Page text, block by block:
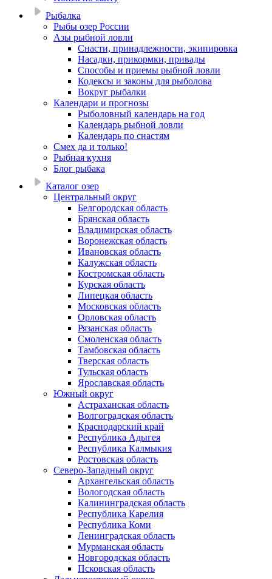
Рыбалка
Рыбы озер России
Азы рыбной ловли
Снасти, принадлежности, экипировка
Насадки, прикормки, привады
Способы и приемы рыбной ловли
Кодексы и законы для рыболова
Вокруг рыбалки
Календари и прогнозы
Рыболовный календарь на год
Календарь рыбной ловли
Календарь по снастям
Смех да и только!
Рыбная кухня
Блог рыбака
Каталог озер
Центральный округ
Белгородская область
Брянская область
Владимирская область
Воронежская область
Ивановская область
Калужская область
Костромская область
Курская область
Липецкая область
Московская область
Орловская область
Рязанская область
Смоленская область
Тамбовская область
Тверская область
Тульская область
Ярославская область
Южный округ
Астраханская область
Волгоградская область
Краснодарский край
Республика Адыгея
Республика Калмыкия
Ростовская область
Северо-Западный округ
Архангельская область
Вологодская область
Калининградская область
Республика Карелия
Республика Коми
Ленинградская область
Мурманская область
Новгородская область
Псковская область